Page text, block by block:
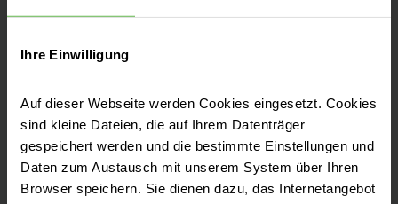
Ihre Einwilligung
Auf dieser Webseite werden Cookies eingesetzt. Cookies
sind kleine Dateien, die auf Ihrem Datenträger
gespeichert werden und die bestimmte Einstellungen und
Daten zum Austausch mit unserem System über Ihren
Browser speichern. Sie dienen dazu, das Internetangebot
Helios St. Anna Klinik für medizinische
Versorgung. Die Klinik ist ein wichtiger
Gesundheits-Partner für die Menschen im